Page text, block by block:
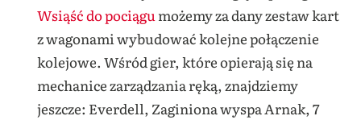
Wsiąść do pociągumożemy za dany zestaw kart
z wagonami wybudować kolejne połączenie
kolejowe. Wśród gier, które opierają się na
mechanice zarządzania ręką, znajdziemy
jeszcze: Everdell, Zaginiona wyspa Arnak, 7